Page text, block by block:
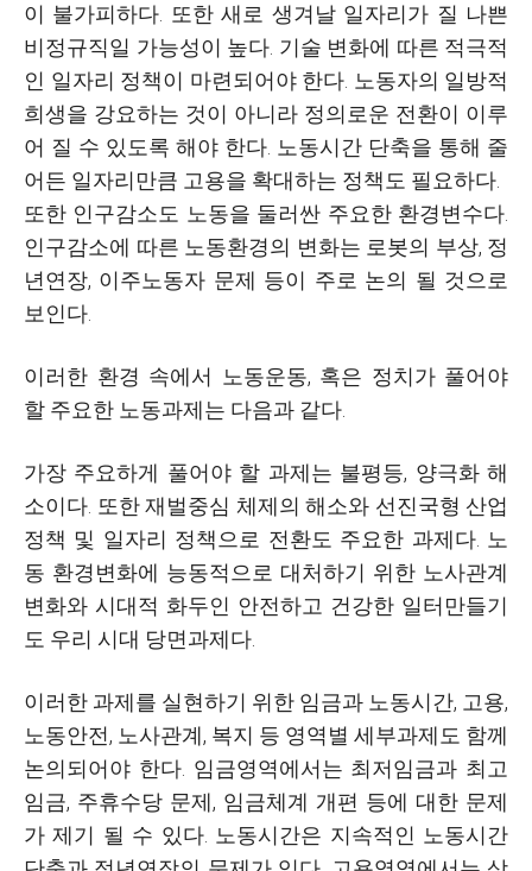
이 불가피하다. 또한 새로 생겨날 일자리가 질 나쁜
비정규직일 가능성이 높다. 기술 변화에 따른 적극적
인 일자리 정책이 마련되어야 한다. 노동자의 일방적
희생을 강요하는 것이 아니라 정의로운 전환이 이루
어 질 수 있도록 해야 한다. 노동시간 단축을 통해 줄
어든 일자리만큼 고용을 확대하는 정책도 필요하다.
또한 인구감소도 노동을 둘러싼 주요한 환경변수다.
인구감소에 따른 노동환경의 변화는 로봇의 부상, 정
년연장, 이주노동자 문제 등이 주로 논의 될 것으로
보인다.
이러한 환경 속에서 노동운동, 혹은 정치가 풀어야
할 주요한 노동과제는 다음과 같다.
가장 주요하게 풀어야 할 과제는 불평등, 양극화 해
소이다. 또한 재벌중심 체제의 해소와 선진국형 산업
정책 및 일자리 정책으로 전환도 주요한 과제다. 노
동 환경변화에 능동적으로 대처하기 위한 노사관계
변화와 시대적 화두인 안전하고 건강한 일터만들기
도 우리 시대 당면과제다.
이러한 과제를 실현하기 위한 임금과 노동시간, 고용,
노동안전, 노사관계, 복지 등 영역별 세부과제도 함께
논의되어야 한다. 임금영역에서는 최저임금과 최고
임금, 주휴수당 문제, 임금체계 개편 등에 대한 문제
가 제기 될 수 있다. 노동시간은 지속적인 노동시간